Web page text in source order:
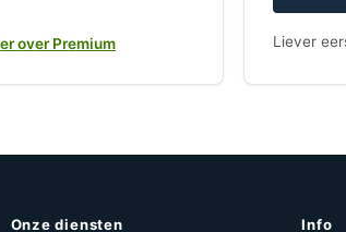
over Premium Liever
Onze diensten Info